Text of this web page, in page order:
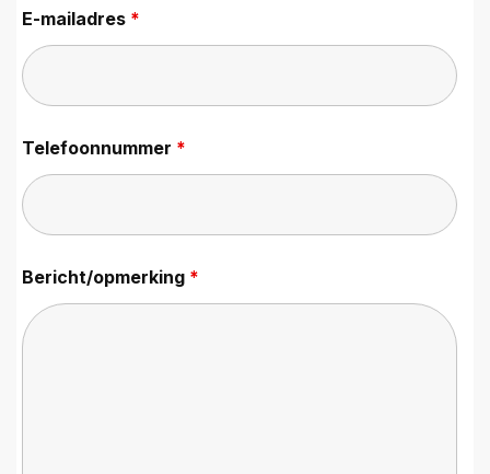
E-mailadres *
Telefoonnummer *
Bericht/opmerking *